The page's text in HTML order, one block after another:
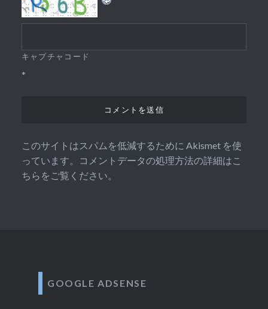
キャプチャコード
*
このサイトはスパムを低減するために Akismet を使
っています。
コメントデータの処理方法の詳細はこ
ちらをご覧ください。
GOOGLE ADSENSE